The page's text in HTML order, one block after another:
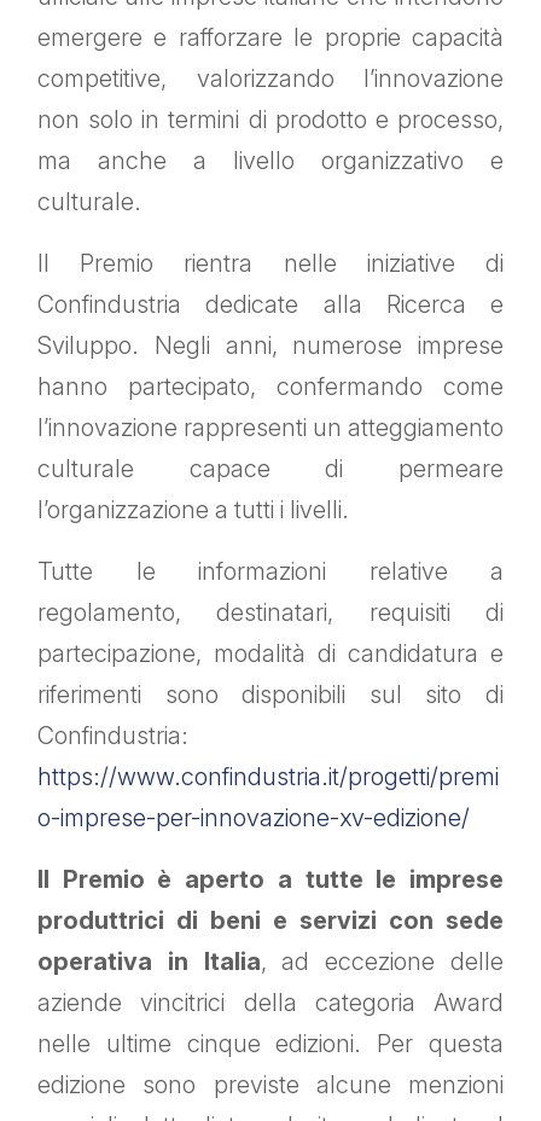
emergere e rafforzare le proprie capacità
competitive, valorizzando l’innovazione
non solo in termini di prodotto e processo,
ma anche a livello organizzativo e
culturale.
Il Premio rientra nelle iniziative di
Confindustria dedicate alla Ricerca e
Sviluppo. Negli anni, numerose imprese
hanno partecipato, confermando come
l’innovazione rappresenti un atteggiamento
culturale capace di permeare
l’organizzazione a tutti i livelli.
Tutte le informazioni relative a
regolamento, destinatari, requisiti di
partecipazione, modalità di candidatura e
riferimenti sono disponibili sul sito di
Confindustria:
https://www.confindustria.it/progetti/premi
o-imprese-per-innovazione-xv-edizione/
Il Premio è aperto a tutte le imprese
produttrici di beni e servizi con sede
operativa in Italia, ad eccezione delle
aziende vincitrici della categoria Award
nelle ultime cinque edizioni. Per questa
edizione sono previste alcune menzioni